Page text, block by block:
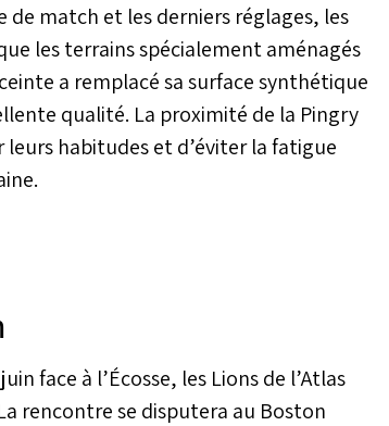
de match et les derniers réglages, les
les terrains spécialement aménagés
a remplacé sa surface synthétique
qualité. La proximité de la Pingry
leurs habitudes et d’éviter la fatigue
face à l’Écosse, les Lions de l’Atlas
rencontre se disputera au Boston